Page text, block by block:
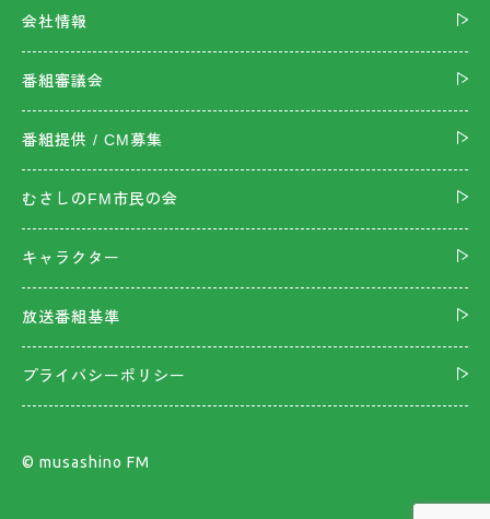
会社情報
番組審議会
番組提供 / CM募集
むさしのFM市民の会
キャラクター
放送番組基準
プライバシーポリシー
©︎ musashino FM